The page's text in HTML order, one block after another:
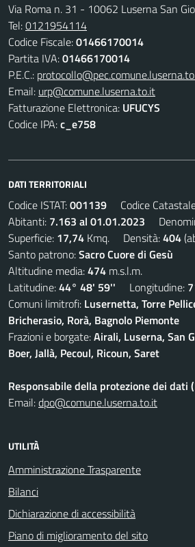
Via Roma n. 31 - 10062 Luserna San
Tel:0121954114
Codice Fiscale:01466170014
Partita IVA:01466170014
P.E.C.:
Email: urp@comune.luserna.to.it
Fatturazione Elettronica: UFUCYS
Codice IPA:c_e758
DATI TERRITORIALI
Codice ISTAT:001139 Codice
Abitanti: 7.163 al 01.01.2023
Superficie: 17,74 Kmq. Densità:404
Santo patrono:Sacro Cuore di Gesù
Altitudine media:474 m.s.l.m.
Latitudine:44° 48' 59'' Longitudine:
Comuni limitrofi: Lusernetta, Torre
Bricherasio, Rorà, Bagnolo Piemonte
Frazioni e borgate:Airali, Luserna, San
Boer, Jallà, Pecoul, Ricoun, Saret
Responsabile della protezione dei dati
Email:dpo@comune.luserna.to.it
UTILITÀ
Amministrazione Trasparente
Bilanci
Dichiarazione di accessibilità
Piano di miglioramento del sito